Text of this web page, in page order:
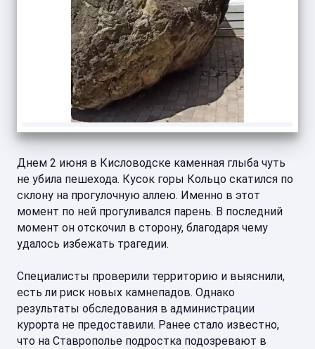
Днем 2 июня в Кисловодске каменная глыба чуть
не убила пешехода. Кусок горы Кольцо скатился по
склону на прогулочную аллею. Именно в этот
момент по ней прогуливался парень. В последний
момент он отскочил в сторону, благодаря чему
удалось избежать трагедии.
Специалисты проверили территорию и выяснили,
есть ли риск новых камнепадов. Однако
результаты обследования в администрации
курорта не предоставили. Ранее стало известно,
что на Ставрополье подростка подозревают в